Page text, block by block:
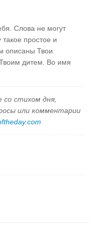
Слова не могут
простое и
описаны Твои
дитем. Во имя
стихом дня,
или комментарии